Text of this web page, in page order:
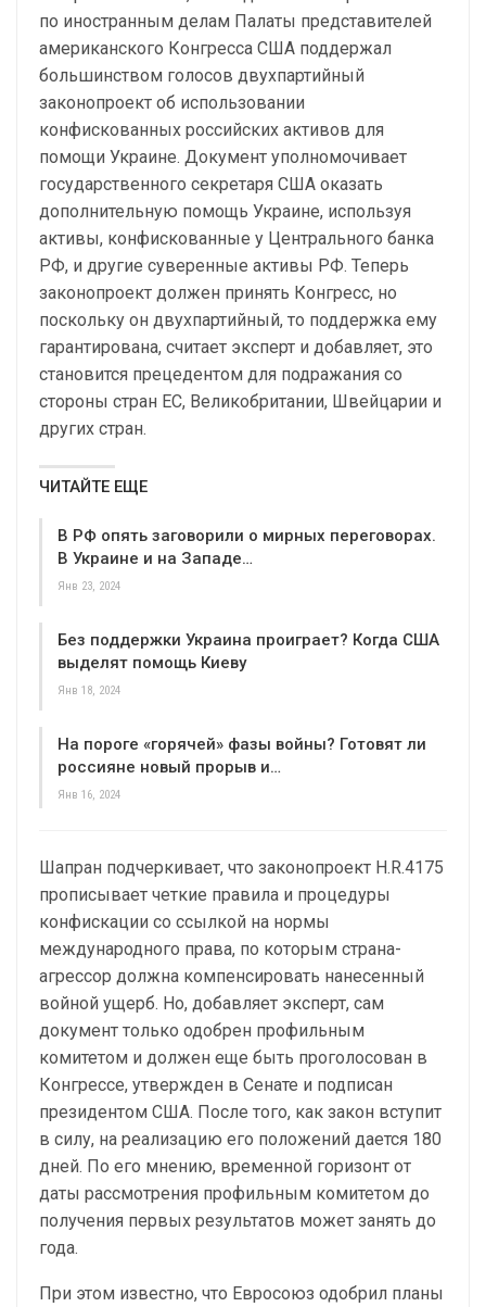
по иностранным делам Палаты представителей
американского Конгресса США поддержал
большинством голосов двухпартийный
законопроект об использовании
конфискованных российских активов для
помощи Украине. Документ уполномочивает
государственного секретаря США оказать
дополнительную помощь Украине, используя
активы, конфискованные у Центрального банка
РФ, и другие суверенные активы РФ. Теперь
законопроект должен принять Конгресс, но
поскольку он двухпартийный, то поддержка ему
гарантирована, считает эксперт и добавляет, это
становится прецедентом для подражания со
стороны стран ЕС, Великобритании, Швейцарии и
других стран.
ЧИТАЙТЕ ЕЩЕ
В РФ опять заговорили о мирных переговорах.
В Украине и на Западе…
Янв 23, 2024
Без поддержки Украина проиграет? Когда США
выделят помощь Киеву
Янв 18, 2024
На пороге «горячей» фазы войны? Готовят ли
россияне новый прорыв и…
Янв 16, 2024
Шапран подчеркивает, что законопроект H.R.4175
прописывает четкие правила и процедуры
конфискации со ссылкой на нормы
международного права, по которым страна-
агрессор должна компенсировать нанесенный
войной ущерб. Но, добавляет эксперт, сам
документ только одобрен профильным
комитетом и должен еще быть проголосован в
Конгрессе, утвержден в Сенате и подписан
президентом США. После того, как закон вступит
в силу, на реализацию его положений дается 180
дней. По его мнению, временной горизонт от
даты рассмотрения профильным комитетом до
получения первых результатов может занять до
года.
При этом известно, что Евросоюз одобрил планы